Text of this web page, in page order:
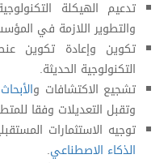
تدعيم الهيكلة
والتطوير اللازمة في
تكوين وإعادة تكوين
التكنولوجية الحديثة.
تشجيع الاكتشافات و
وتقبل التعديلات وفقا
توجيه الاستثمارات
الذكاء الاصطناعي.